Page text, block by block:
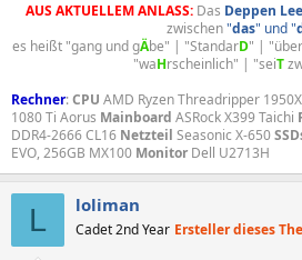
AUS AKTUELLEM ANLASS:Das Deppen
zwischen"das" und "
es heißt "gang und gÄbe" | "StandarD" |
"waHrscheinlich" | "seiT
Rechner:CPU AMD Ryzen Threadripper 1950X
1080 Ti Aorus Mainboard ASRock X399 Taichi
DDR4-2666 CL16 Netzteil Seasonic X-650
EVO, 256GB MX100 Monitor Dell U2713H
L loliman
Cadet 2nd Year Ersteller dieses